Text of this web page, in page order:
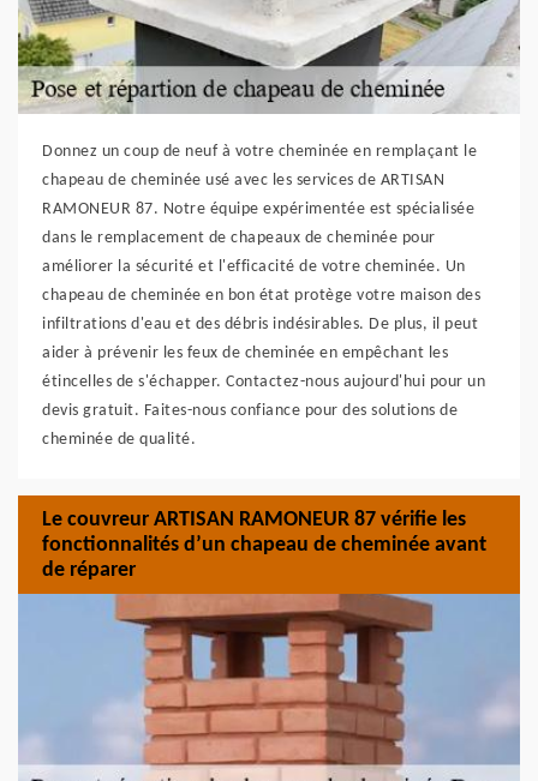
Donnez un coup de neuf à votre cheminée en remplaçant le
chapeau de cheminée usé avec les services de ARTISAN
RAMONEUR 87. Notre équipe expérimentée est spécialisée
dans le remplacement de chapeaux de cheminée pour
améliorer la sécurité et l'efficacité de votre cheminée. Un
chapeau de cheminée en bon état protège votre maison des
infiltrations d'eau et des débris indésirables. De plus, il peut
aider à prévenir les feux de cheminée en empêchant les
étincelles de s'échapper. Contactez-nous aujourd'hui pour un
devis gratuit. Faites-nous confiance pour des solutions de
cheminée de qualité.
Le couvreur ARTISAN RAMONEUR 87 vérifie les
fonctionnalités d’un chapeau de cheminée avant
de réparer